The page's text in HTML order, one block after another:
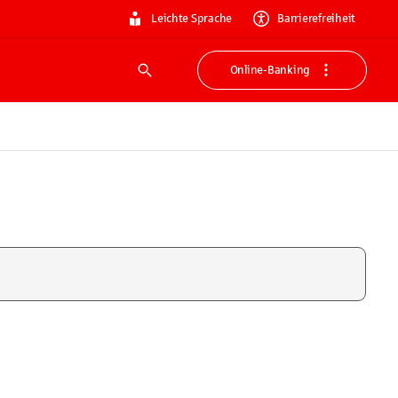
Leichte Sprache Barrierefreiheit
Suche
Online-Banking